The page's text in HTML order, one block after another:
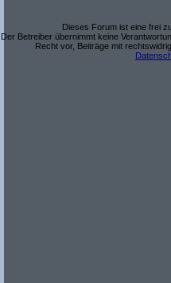
Dieses Forum ist eine frei
Der Betreiber übernimmt keine
Recht vor, Beiträge mit